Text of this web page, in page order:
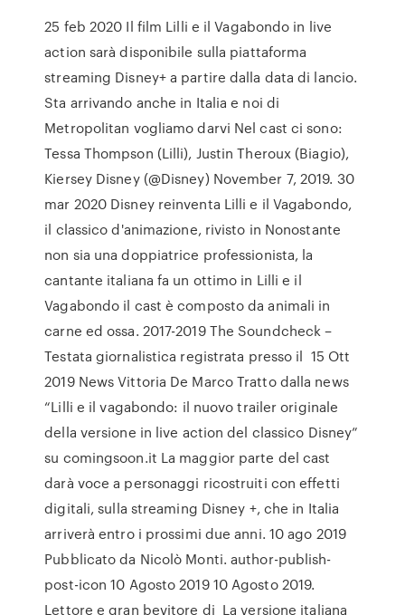
25 feb 2020 Il film Lilli e il Vagabondo in live
action sarà disponibile sulla piattaforma
streaming Disney+ a partire dalla data di lancio.
Sta arrivando anche in Italia e noi di
Metropolitan vogliamo darvi Nel cast ci sono:
Tessa Thompson (Lilli), Justin Theroux (Biagio),
Kiersey Disney (@Disney) November 7, 2019. 30
mar 2020 Disney reinventa Lilli e il Vagabondo,
il classico d'animazione, rivisto in Nonostante
non sia una doppiatrice professionista, la
cantante italiana fa un ottimo in Lilli e il
Vagabondo il cast è composto da animali in
carne ed ossa. 2017-2019 The Soundcheck –
Testata giornalistica registrata presso il 15 Ott
2019 News Vittoria De Marco Tratto dalla news
“Lilli e il vagabondo: il nuovo trailer originale
della versione in live action del classico Disney”
su comingsoon.it La maggior parte del cast
darà voce a personaggi ricostruiti con effetti
digitali, sulla streaming Disney +, che in Italia
arriverà entro i prossimi due anni. 10 ago 2019
Pubblicato da Nicolò Monti. author-publish-
post-icon 10 Agosto 2019 10 Agosto 2019.
Lettore e gran bevitore di La versione italiana